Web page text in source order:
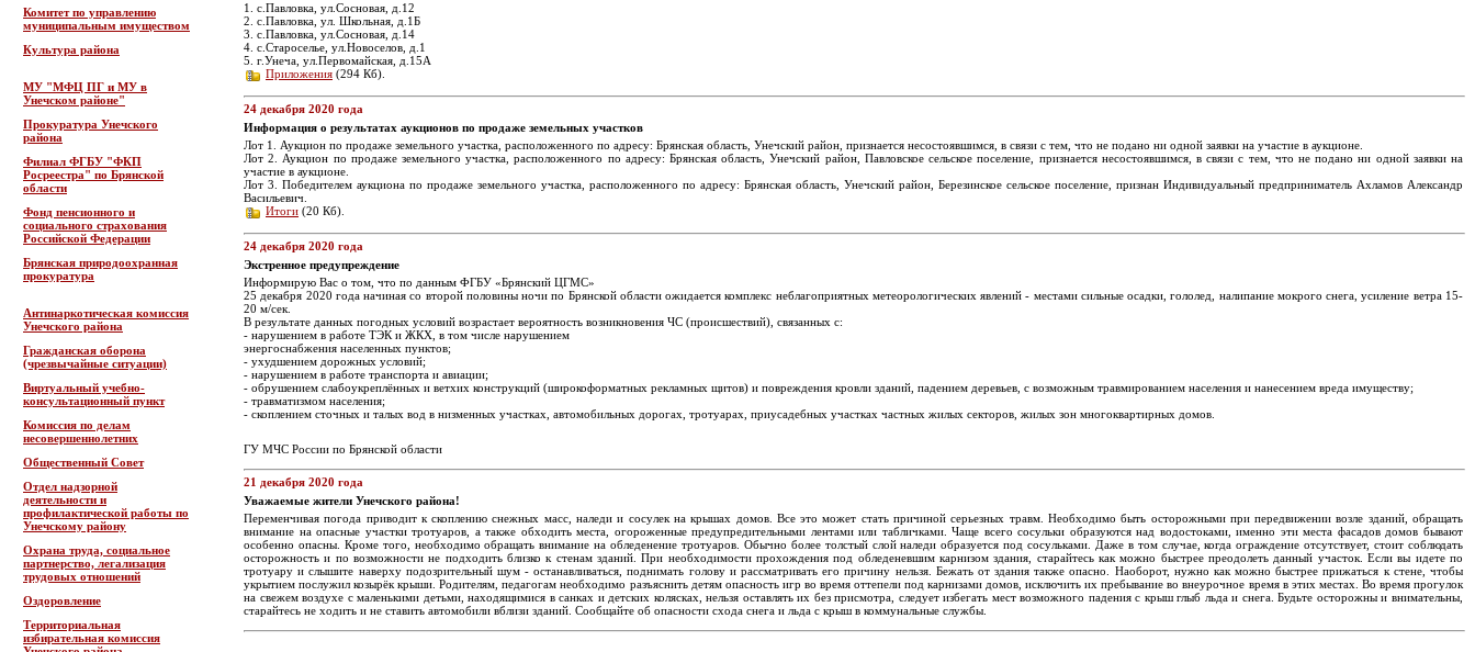
Комитет по управлению
муниципальным имуществом
Культура района
МУ "МФЦ ПГ и МУ в
Унечском районе"
Прокуратура Унечского
района
Филиал ФГБУ "ФКП
Росреестра" по Брянской
области
Фонд пенсионного и
социального страхования
Российской Федерации
Брянская природоохранная
прокуратура
Антинаркотическая комиссия
Унечского района
Гражданская оборона
(чрезвычайные ситуации)
Виртуальный учебно-
консультационный пункт
Комиссия по делам
несовершеннолетних
Общественный Совет
Отдел надзорной
деятельности и
профилактической работы по
Унечскому району
Охрана труда, социальное
партнерство, легализация
трудовых отношений
Оздоровление
Территориальная
избирательная комиссия
1. с.Павловка, ул.Сосновая, д.12
2. с.Павловка, ул. Школьная, д.1Б
3. с.Павловка, ул.Сосновая, д.14
4. с.Староселье, ул.Новоселов, д.1
5. г.Унеча, ул.Первомайская, д.15А
Приложения (294 Кб).
24 декабря 2020 года
Информация о результатах аукционов по продаже земельных участков
Лот 1. Аукцион по продаже земельного участка, расположенного по адресу: Брянская область, Унечский район, признается несостоявшимся, в связи с тем, что не подано ни одной заявки на участие в аукционе.
Лот 2. Аукцион по продаже земельного участка, расположенного по адресу: Брянская область, Унечский район, Павловское сельское поселение, признается несостоявшимся, в связи с тем, что не подано ни одной заявки на
участие в аукционе.
Лот 3. Победителем аукциона по продаже земельного участка, расположенного по адресу: Брянская область, Унечский район, Березинское сельское поселение, признан Индивидуальный предприниматель Ахламов Александр
Васильевич.
Итоги (20 Кб).
24 декабря 2020 года
Экстренное предупреждение
Информирую Вас о том, что по данным ФГБУ «Брянский ЦГМС»
25 декабря 2020 года начиная со второй половины ночи по Брянской области ожидается комплекс неблагоприятных метеорологических явлений - местами сильные осадки, гололед, налипание мокрого снега, усиление ветра 15-
20 м/сек.
В результате данных погодных условий возрастает вероятность возникновения ЧС (происшествий), связанных с:
- нарушением в работе ТЭК и ЖКХ, в том числе нарушением
энергоснабжения населенных пунктов;
- ухудшением дорожных условий;
- нарушением в работе транспорта и авиации;
- обрушением слабоукреплённых и ветхих конструкций (широкоформатных рекламных щитов) и повреждения кровли зданий, падением деревьев, с возможным травмированием населения и нанесением вреда имуществу;
- травматизмом населения;
- скоплением сточных и талых вод в низменных участках, автомобильных дорогах, тротуарах, приусадебных участках частных жилых секторов, жилых зон многоквартирных домов.
ГУ МЧС России по Брянской области
21 декабря 2020 года
Уважаемые жители Унечского района!
Переменчивая погода приводит к скоплению снежных масс, наледи и сосулек на крышах домов. Все это может стать причиной серьезных травм. Необходимо быть осторожными при передвижении возле зданий, обращать
внимание на опасные участки тротуаров, а также обходить места, огороженные предупредительными лентами или табличками. Чаще всего сосульки образуются над водостоками, именно эти места фасадов домов бывают
особенно опасны. Кроме того, необходимо обращать внимание на обледенение тротуаров. Обычно более толстый слой наледи образуется под сосульками. Даже в том случае, когда ограждение отсутствует, стоит соблюдать
осторожность и по возможности не подходить близко к стенам зданий. При необходимости прохождения под обледеневшим карнизом здания, старайтесь как можно быстрее преодолеть данный участок. Если вы идете по
тротуару и слышите наверху подозрительный шум - останавливаться, поднимать голову и рассматривать его причину нельзя. Бежать от здания также опасно. Наоборот, нужно как можно быстрее прижаться к стене, чтобы
укрытием послужил козырёк крыши. Родителям, педагогам необходимо разъяснить детям опасность игр во время оттепели под карнизами домов, исключить их пребывание во внеурочное время в этих местах. Во время прогулок
на свежем воздухе с маленькими детьми, находящимися в санках и детских колясках, нельзя оставлять их без присмотра, следует избегать мест возможного падения с крыш глыб льда и снега. Будьте осторожны и внимательны,
старайтесь не ходить и не ставить автомобили вблизи зданий. Сообщайте об опасности схода снега и льда с крыш в коммунальные службы.